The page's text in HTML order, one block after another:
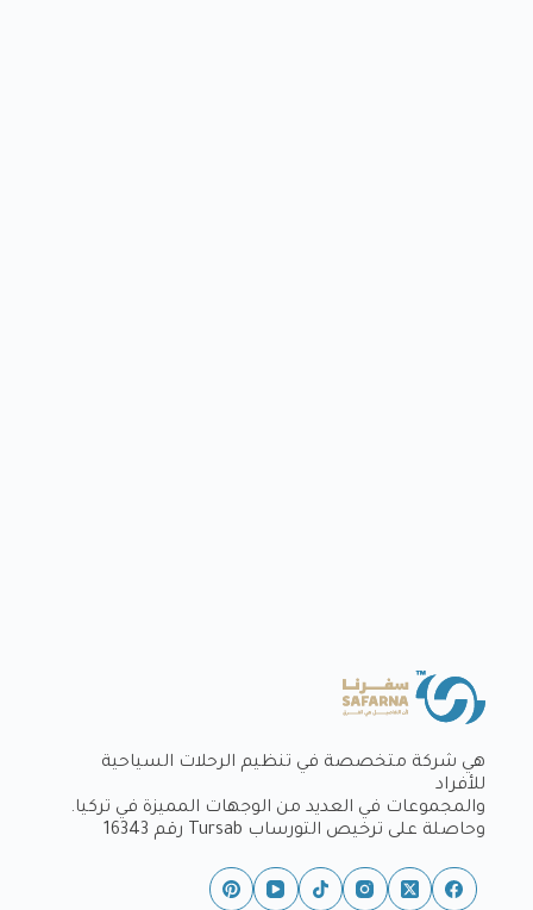
هي شركة متخصصة في تنظيم الرحلات السياحية
للأفراد
والمجموعات في العديد من الوجهات المميزة في تركيا.
وحاصلة على ترخيص التورساب Tursab رقم 16343